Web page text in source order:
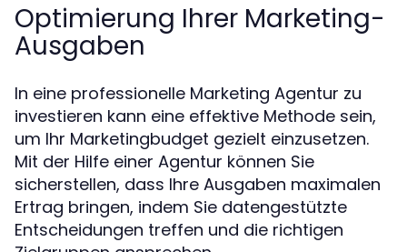
Optimierung Ihrer Marketing-
Ausgaben
In eine professionelle Marketing Agentur zu
investieren kann eine effektive Methode sein,
um Ihr Marketingbudget gezielt einzusetzen.
Mit der Hilfe einer Agentur können Sie
sicherstellen, dass Ihre Ausgaben maximalen
Ertrag bringen, indem Sie datengestützte
Entscheidungen treffen und die richtigen